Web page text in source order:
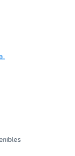
i comunitats